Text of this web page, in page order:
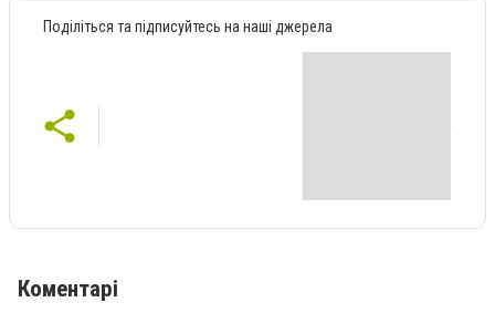
Поділіться та підписуйтесь на наші джерела
Коментарі